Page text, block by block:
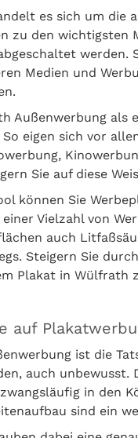
es sich um die
zu den wichtigsten
werden.
Medien und
Außenwerbung als
eigen sich vor
Sie auf diese
können Sie
einer Vielzahl von
auch
Steigern Sie
Plakat in Wülfrath
auf
ist die
auch
in den
sind ein